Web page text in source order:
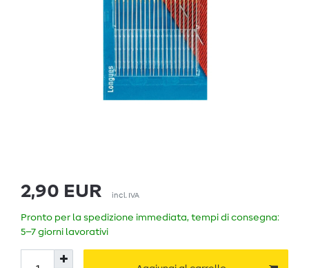
2,90 EUR incl. IVA
Pronto per la spedizione immediata, tempi di consegna:
5–7 giorni lavorativi